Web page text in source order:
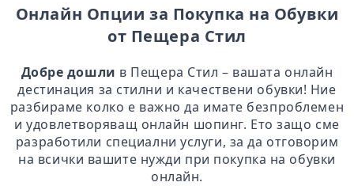
Онлайн Опции за Покупка на Обувки
от Пещера Стил
Добре дошли в Пещера Стил – вашата онлайн
дестинация за стилни и качествени обувки! Ние
разбираме колко е важно да имате безпроблемен
и удовлетворяващ онлайн шопинг. Ето защо сме
разработили специални услуги, за да отговорим
на всички вашите нужди при покупка на обувки
онлайн.